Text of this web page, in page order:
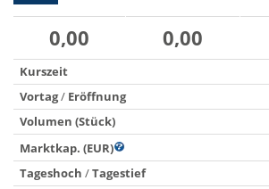
0,00 0,00
Kurszeit
Vortag/ Eröffnung
Volumen (Stück)
Marktkap. (EUR)
Tageshoch /Tagestief